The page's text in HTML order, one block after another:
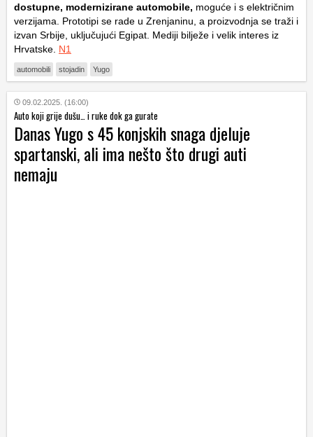
dostupne, modernizirane automobile, moguće i s električnim
verzijama. Prototipi se rade u Zrenjaninu, a proizvodnja se traži i
izvan Srbije, uključujući Egipat. Mediji bilježe i velik interes iz
Hrvatske. N1
automobili stojadin Yugo
09.02.2025. (16:00)
Auto koji grije dušu… i ruke dok ga gurate
Danas Yugo s 45 konjskih snaga djeluje
spartanski, ali ima nešto što drugi auti
nemaju